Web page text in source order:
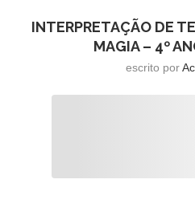
INTERPRETAÇÃO DE
MAGIA – 4º
escrito por